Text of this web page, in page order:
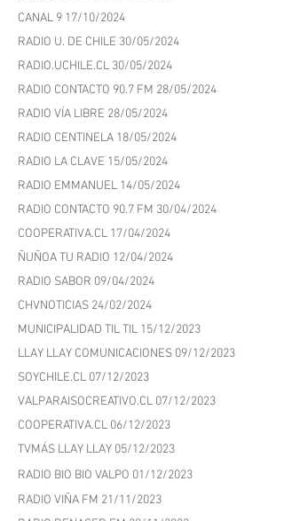
LA ESTRELLA DE VALPARAÍSO 04/11/2024
EL DESCONCIERTO 02/11/2024
RADIO CUMBRE 90.9 28/10/2024
RADIO SUEÑA DE LLAY LLAY 11/10/2024
RADIO LA MOVIDA 31/05/2024
CANAL 9 17/10/2024
RADIO U. DE CHILE 30/05/2024
RADIO.UCHILE.CL 30/05/2024
RADIO CONTACTO 90.7 FM 28/05/2024
RADIO VÍA LIBRE 28/05/2024
RADIO CENTINELA 18/05/2024
RADIO LA CLAVE 15/05/2024
RADIO EMMANUEL 14/05/2024
RADIO CONTACTO 90.7 FM 30/04/2024
COOPERATIVA.CL 17/04/2024
ÑUÑOA TU RADIO 12/04/2024
RADIO SABOR 09/04/2024
CHVNOTICIAS 24/02/2024
MUNICIPALIDAD TIL TIL 15/12/2023
LLAY LLAY COMUNICACIONES 09/12/2023
SOYCHILE.CL 07/12/2023